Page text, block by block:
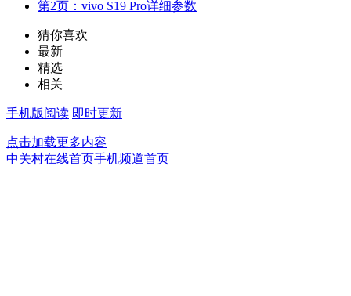
第2页：vivo S19 Pro详细参数
猜你喜欢
最新
精选
相关
手机版阅读 即时更新
点击加载更多内容
中关村在线首页手机频道首页